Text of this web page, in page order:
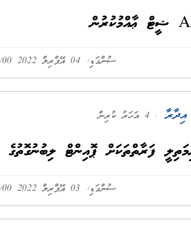
ސުންގަޑި: 04 އޭޕްރިލް 2022 12:00
. 4 އަހަރު ކުރިން
ފަރާތްތަކަށް ޕޮއިންޓް ލިބުނުގޮތުގެ އޭ-2
ސުންގަޑި: 03 އޭޕްރިލް 2022 12:00